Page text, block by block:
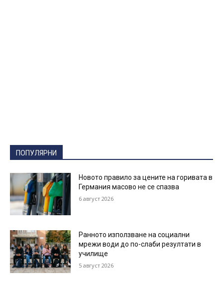
ПОПУЛЯРНИ
Новото правило за цените на горивата в
Германия масово не се спазва
6 август 2026
Ранното използване на социални
мрежи води до по-слаби резултати в
училище
5 август 2026